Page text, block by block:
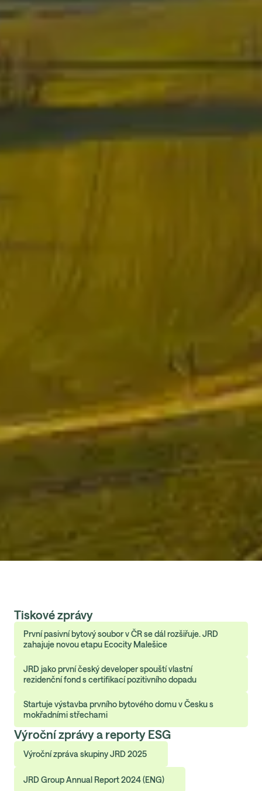
Dokumenty
Tiskové zprávy
První pasivní bytový soubor v ČR se dál rozšiřuje. JRD
zahajuje novou etapu Ecocity Malešice
JRD jako první český developer spouští vlastní
rezidenční fond s certifikací pozitivního dopadu
Startuje výstavba prvního bytového domu v Česku s
mokřadními střechami
Výroční zprávy a reporty ESG
Výroční zpráva skupiny JRD 2025
JRD Group Annual Report 2024 (ENG)